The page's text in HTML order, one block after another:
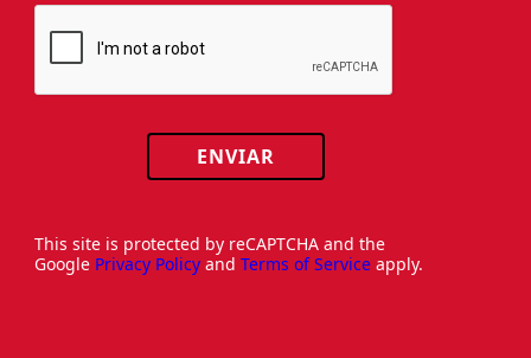
ENVIAR
This site is protected by reCAPTCHA and the
Google Privacy Policy and Terms of Service apply.